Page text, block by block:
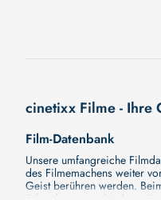
cinetixx Filme - Ihre
Film-Datenbank
Unsere umfangreiche
des Filmemachens weiter
Geist berühren werden.